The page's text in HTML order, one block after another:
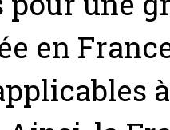
en